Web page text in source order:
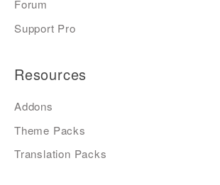
Forum
Support Pro
Resources
Addons
Theme Packs
Translation Packs